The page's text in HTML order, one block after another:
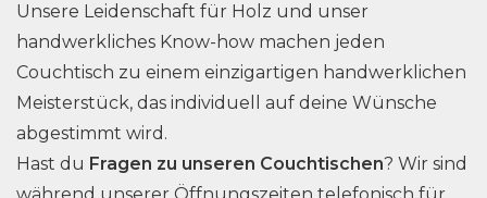
Unsere Leidenschaft für Holz und unser
handwerkliches Know-how machen jeden
Couchtisch zu einem einzigartigen handwerklichen
Meisterstück, das individuell auf deine Wünsche
abgestimmt wird.
Hast du Fragen zu unseren Couchtischen? Wir sind